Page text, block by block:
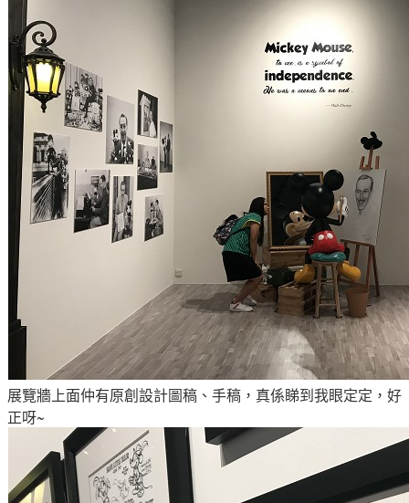
展覽牆上面仲有原創設計圖稿、手稿，真係睇到我眼定定，好
正呀~